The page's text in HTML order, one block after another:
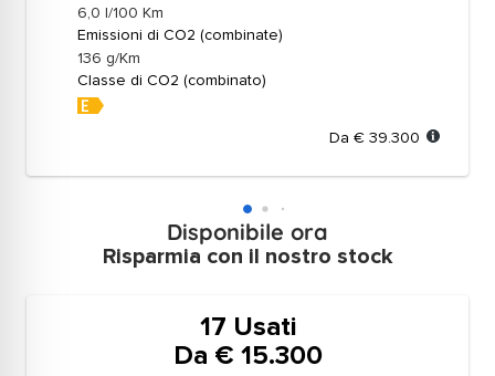
6,0 l/100 Km
Emissioni di CO2 (combinate)
136 g/Km
Classe di CO2 (combinato)
Da € 39.300
Disponibile ora
Risparmia con il nostro stock
17 Usati
Da € 15.300